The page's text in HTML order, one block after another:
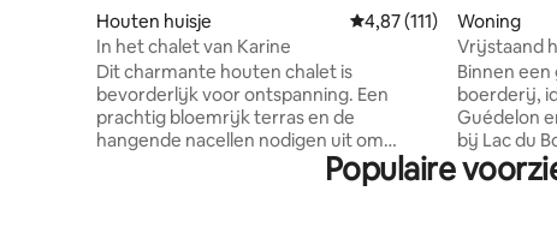
Houten huisje Gemiddelde beoordeling
4,87 (111)
In het chalet van Karine
Dit charmante houten chalet is
bevorderlijk voor ontspanning. Een
prachtig bloemrijk terras en de
hangende nacellen nodigen uit om
verbinding te maken met de
natuur....vogels....herten...om te
Woning
Vrijstaand
Binnen
boerderij,
Guédelon
bij Lac du
omgeving
Populaire